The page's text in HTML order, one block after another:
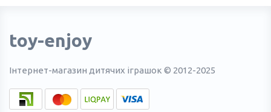
toy-enjoy
Інтернет-магазин дитячих іграшок © 2012-2025